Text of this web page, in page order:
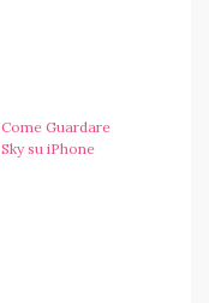
Come Guardare
Sky su iPhone